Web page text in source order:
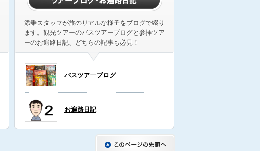
添乗スタッフが旅のリアルな様子をブログで綴り
ます。観光ツアーのバスツアーブログと参拝ツア
ーのお遍路日記、どちらの記事も必見！
バスツアーブログ
お遍路日記